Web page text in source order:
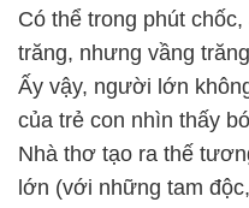
Có thể trong phút
trăng, nhưng vầng
Ấy vậy, người lớn
của trẻ con nhìn thấy
Nhà thơ tạo ra thế
lớn (với những tam